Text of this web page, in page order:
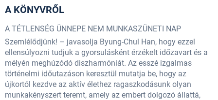
A KÖNYVRŐL
A TÉTLENSÉG ÜNNEPE NEM MUNKASZÜNETI NAP
Szemlélődjünk! – javasolja Byung-Chul Han, hogy ezzel
ellensúlyozni tudjuk a gyorsulásként érzékelt időzavart és a
mélyén meghúzódó diszharmóniát. Az esszé izgalmas
történelmi időutazáson keresztül mutatja be, hogy az
újkortól kezdve az aktív élethez ragaszkodásunk olyan
munkakényszert teremt, amely az embert dolgozó állattá,